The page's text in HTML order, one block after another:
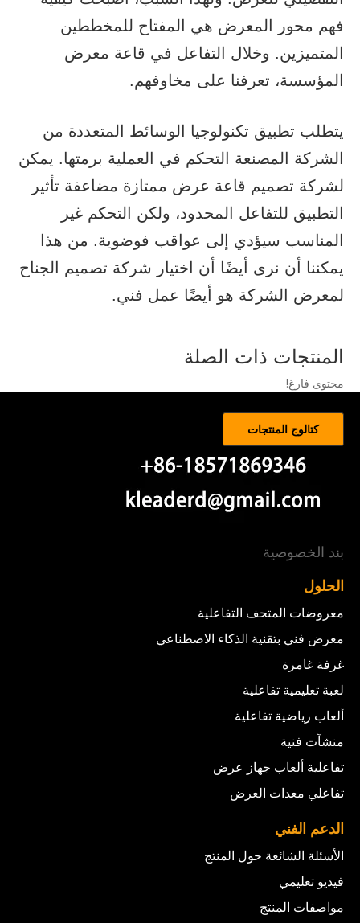
فهم محور المعرض هي المفتاح للمخططين
المتميزين. وخلال التفاعل في قاعة معرض
المؤسسة، تعرفنا على مخاوفهم.
يتطلب تطبيق تكنولوجيا الوسائط المتعددة من
الشركة المصنعة التحكم في العملية برمتها. يمكن
لشركة تصميم قاعة عرض ممتازة مضاعفة تأثير
التطبيق للتفاعل المحدود، ولكن التحكم غير
المناسب سيؤدي إلى عواقب فوضوية. من هذا
يمكننا أن نرى أيضًا أن اختيار شركة تصميم الجناح
لمعرض الشركة هو أيضًا عمل فني.
المنتجات ذات الصلة
محتوى فارغ!
كتالوج المنتجات
بند الخصوصية
الحلول
معروضات المتحف التفاعلية
معرض فني بتقنية الذكاء الاصطناعي
غرفة غامرة
لعبة تعليمية تفاعلية
ألعاب رياضية تفاعلية
منشآت فنية
تفاعلية ألعاب جهاز عرض
تفاعلي معدات العرض
الدعم الفني
الأسئلة الشائعة حول المنتج
فيديو تعليمي
مواصفات المنتج